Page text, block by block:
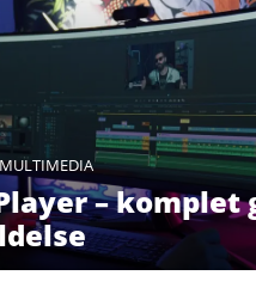
MULTIMEDIA
– komplet